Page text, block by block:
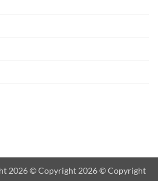
2026 © Copyright 2026 © Copyright